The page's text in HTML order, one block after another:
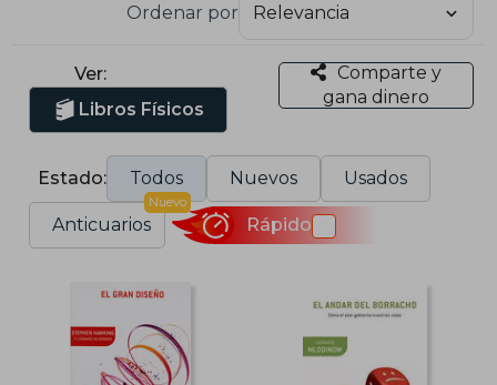
Ordenar por
Ver:
Libros Físicos
Comparte y
gana dinero
Estado: Todos Nuevos Usados
Anticuarios
Nuevo
Rápido